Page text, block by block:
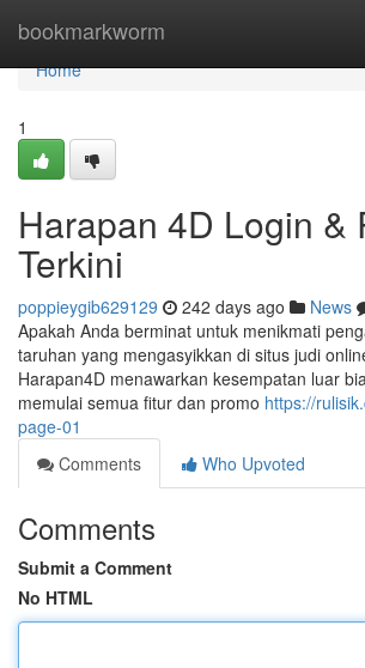
bookmarkworm
Home
Home
1
Harapan 4D Login &
Terkini
poppieygib629129 242 days ago News
Apakah Anda berminat untuk menikmati
taruhan yang mengasyikkan di situs judi
Harapan4D menawarkan kesempatan luar
memulai semua fitur dan promo https://
page-01
Comments
Who Upvoted
Comments
Submit a Comment
No HTML